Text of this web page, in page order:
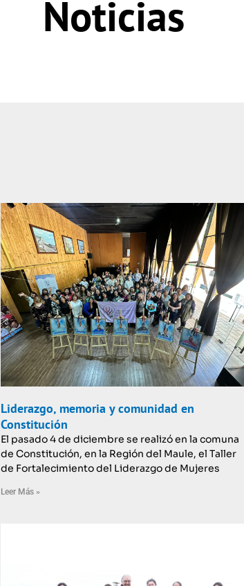
Noticias
Liderazgo, memoria y comunidad en
Constitución
El pasado 4 de diciembre se realizó en la comuna
de Constitución, en la Región del Maule, el Taller
de Fortalecimiento del Liderazgo de Mujeres
Leer Más »